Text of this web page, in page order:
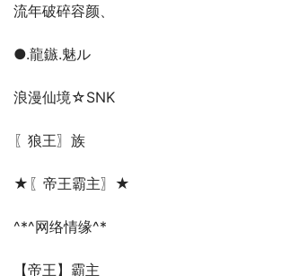
流年破碎容颜、
●.龍鏃.魅ル
浪漫仙境☆SNK
〖狼王〗族
★〖帝王霸主〗★
^*^网络情缘^*
【帝王】霸主